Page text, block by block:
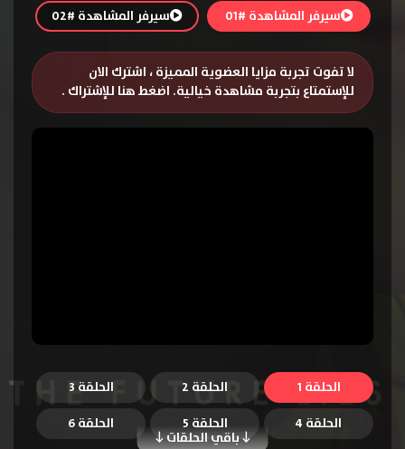
سيرفر المشاهدة #01 سيرفر المشاهدة #02
لا تفوت تجربة مزايا العضوية المميزة ، اشترك الان
للإستمتاع بتجربة مشاهدة خيالية. اضغط هنا للإشتراك .
الحلقة 1 الحلقة 2
الحلقة 3
الحلقة 4
الحلقة 5 الحلقة 6
باقي الحلقات